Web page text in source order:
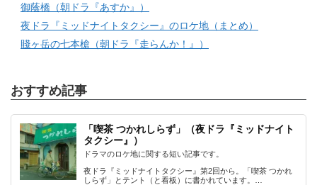
御蔭橋（朝ドラ『あすか』）
夜ドラ『ミッドナイトタクシー』のロケ地（まとめ）
賤ヶ岳の七本槍（朝ドラ『走らんか！』）
おすすめ記事
「喫茶 つかれしらず」（夜ドラ『ミッドナイト
タクシー』）
ドラマのロケ地に関する短い記事です。
夜ドラ『ミッドナイトタクシー』第2回から。「喫茶 つかれ
しらず」とテント（と看板）に書かれています。…